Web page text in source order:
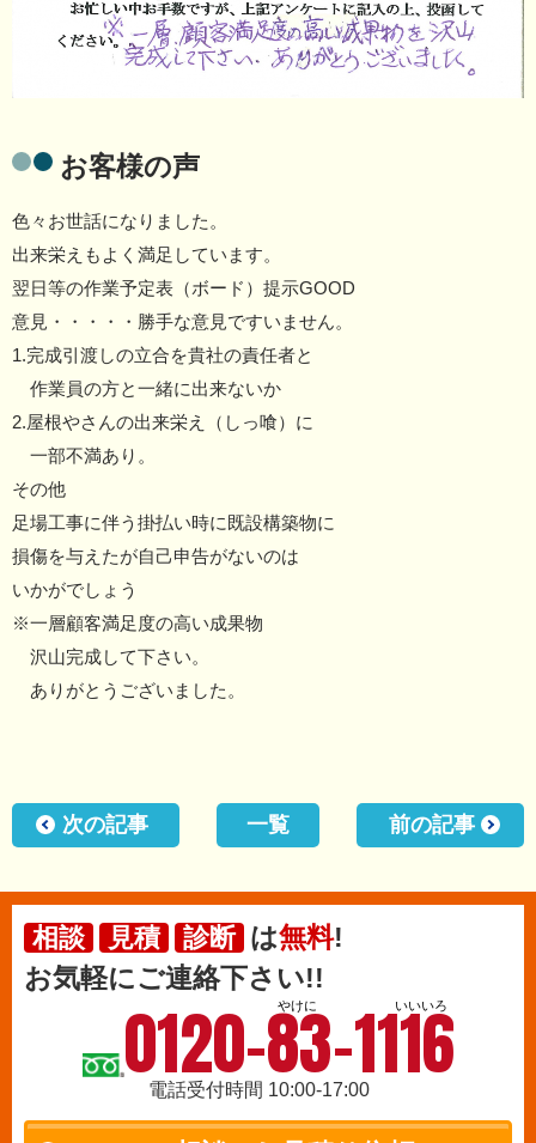
お客様の声
色々お世話になりました。
出来栄えもよく満足しています。
翌日等の作業予定表（ボード）提示GOOD
意見・・・・・勝手な意見ですいません。
1.完成引渡しの立合を貴社の責任者と
作業員の方と一緒に出来ないか
2.屋根やさんの出来栄え（しっ喰）に
一部不満あり。
その他
足場工事に伴う掛払い時に既設構築物に
損傷を与えたが自己申告がないのは
いかがでしょう
※一層顧客満足度の高い成果物
沢山完成して下さい。
ありがとうございました。
次の記事 一覧 前の記事
相談 見積 診断 は無料!
お気軽にご連絡下さい!!
やけに いいいろ
0120-83-1116
電話受付時間 10:00-17:00